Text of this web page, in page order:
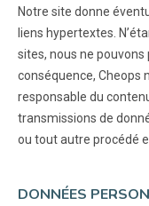
Notre site donne
liens hypertextes.
sites, nous ne pouvons
conséquence, Cheops
responsable du
transmissions de
ou tout autre procédé
DONNÉES